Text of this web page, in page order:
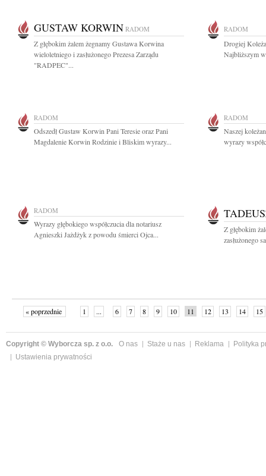
GUSTAW KORWIN RADOM
Z głębokim żalem żegnamy Gustawa Korwina
wieloletniego i zasłużonego Prezesa Zarządu
"RADPEC"...
RADOM
Drogiej
Najbliższym
RADOM
Odszedł Gustaw Korwin Pani Teresie oraz Pani
Magdalenie Korwin Rodzinie i Bliskim wyrazy...
RADOM
Naszej
wyrazy
RADOM
Wyrazy głębokiego współczucia dla notariusz
Agnieszki Jażdżyk z powodu śmierci Ojca...
Z głębokim
zasłużonego
« poprzednie 1 ... 6 7 8 9 10 11 12 13 14 15
Copyright © Wyborcza sp. z o.o. O nas Staże u nas Reklama
Polityka
Ustawienia prywatności